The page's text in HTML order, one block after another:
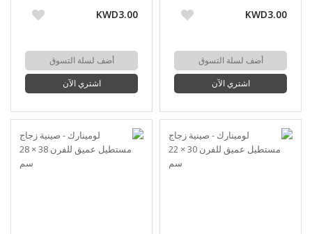
KWD3.00
أضف لسلة التسوق
اشتري الآن
KWD3.00
أضف لسلة التسوق
اشتري الآن